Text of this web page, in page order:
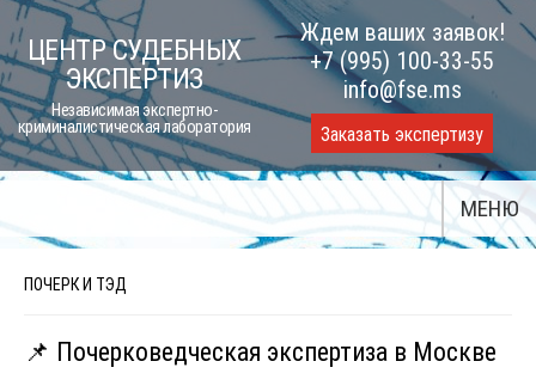
Skip
to
content
ЦЕНТР СУДЕБНЫХ
ЭКСПЕРТИЗ
Независимая экспертно-
криминалистическая лаборатория
Ждем ваших заявок!
+7 (995) 100-33-55
info@fse.ms
Заказать экспертизу
МЕНЮ
ПОЧЕРК И ТЭД
📌 Почерковедческая экспертиза в Москве